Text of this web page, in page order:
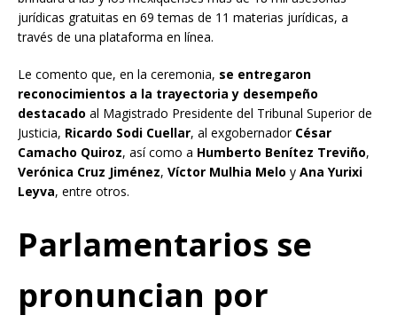
jurídicas gratuitas en 69 temas de 11 materias jurídicas, a
través de una plataforma en línea.
Le comento que, en la ceremonia, se entregaron
reconocimientos a la trayectoria y desempeño
destacado al Magistrado Presidente del Tribunal Superior de
Justicia, Ricardo Sodi Cuellar, al exgobernador César
Camacho Quiroz, así como a Humberto Benítez Treviño,
Verónica Cruz Jiménez, Víctor Mulhia Melo y Ana Yurixi
Leyva, entre otros.
Parlamentarios se
pronuncian por